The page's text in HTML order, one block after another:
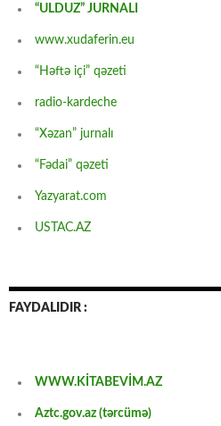
“ULDUZ” JURNALI
www.xudaferin.eu
“Həftə içi” qəzeti
radio-kardeche
“Xəzan” jurnalı
“Fədai” qəzeti
Yazyarat.com
USTAC.AZ
FAYDALIDIR :
WWW.KİTABEVİM.AZ
Aztc.gov.az (tərcümə)